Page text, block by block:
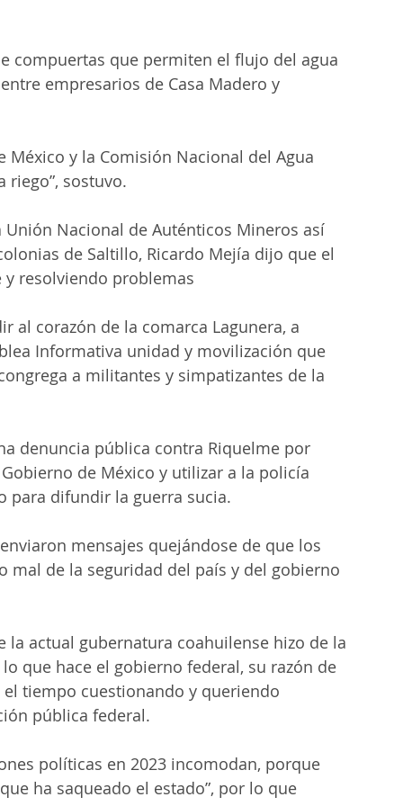
compuertas que permiten el flujo del agua
empresarios de Casa Madero y
México y la Comisión Nacional del Agua
riego”, sostuvo.
Nacional de Auténticos Mineros así
de Saltillo, Ricardo Mejía dijo que el
y resolviendo problemas
al corazón de la comarca Lagunera, a
Informativa unidad y movilización que
a militantes y simpatizantes de la
denuncia pública contra Riquelme por
de México y utilizar a la policía
para difundir la guerra sucia.
mensajes quejándose de que los
de la seguridad del país y del gobierno
actual gubernatura coahuilense hizo de la
que hace el gobierno federal, su razón de
tiempo cuestionando y queriendo
pública federal.
políticas en 2023 incomodan, porque
ha saqueado el estado”, por lo que